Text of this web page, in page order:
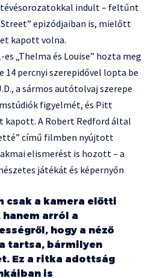
indult – feltűnt
Street” epizódjaiban is, mielőtt
kapott volna.
„Thelma és Louise” hozta meg
14 percnyi szerepidővel lopta be
a sármos autótolvaj szerepe
figyelmét, és Pitt
kapott. A Robert Redford által
című filmben nyújtott
elismerést is hozott – a
játékát és képernyőn
csak a kamera előtti
arról a
hogy a néző
tartsa, bármilyen
Ez a ritka adottság
is